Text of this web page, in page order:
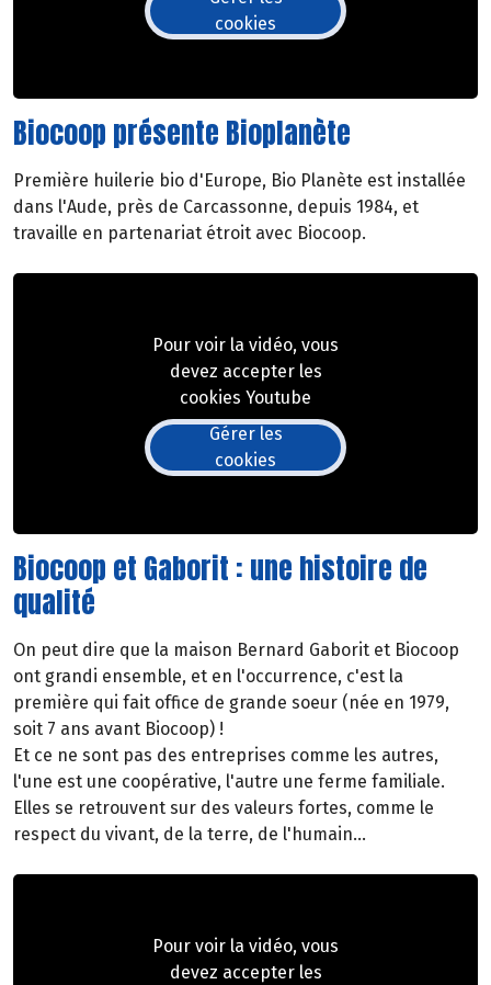
cookies
Biocoop présente Bioplanète
Première huilerie bio d'Europe, Bio Planète est installée
dans l'Aude, près de Carcassonne, depuis 1984, et
travaille en partenariat étroit avec Biocoop.
Pour voir la vidéo, vous
devez accepter les
cookies Youtube
Gérer les
cookies
Biocoop et Gaborit : une histoire de
qualité
On peut dire que la maison Bernard Gaborit et Biocoop
ont grandi ensemble, et en l'occurrence, c'est la
première qui fait office de grande soeur (née en 1979,
soit 7 ans avant Biocoop) !
Et ce ne sont pas des entreprises comme les autres,
l'une est une coopérative, l'autre une ferme familiale.
Elles se retrouvent sur des valeurs fortes, comme le
respect du vivant, de la terre, de l'humain...
Pour voir la vidéo, vous
devez accepter les